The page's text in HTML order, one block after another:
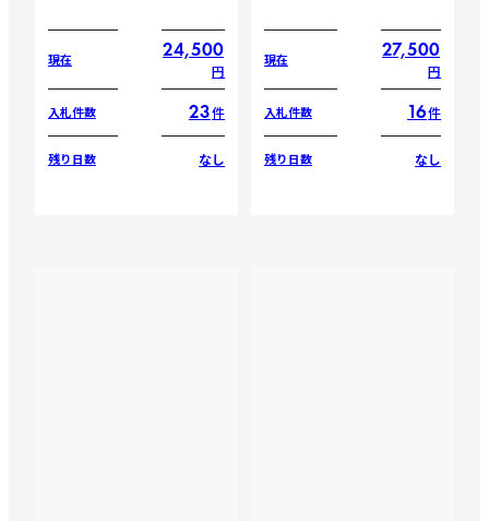
現在 24,500
円
入札件数 23件
残り日数 なし
現在 27,500
円
入札件数 16件
残り日数 なし